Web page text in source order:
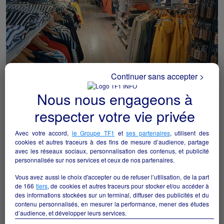
Magasin de produits régionaux
Commerce de détail non alimentaire particulier
Nous nous engageons à
respecter votre vie privée
Avec votre accord, le Groupe TF1 etses partenaires, utilisent des
cookies et autres traceurs à des fins de mesure d’audience, partage
avec les réseaux sociaux, personnalisation des contenus, et publicité
personnalisée sur nos services et ceux de nos partenaires.
Vous avez aussi le choix d'accepter ou de refuser l’utilisation, de la part
de 166 tiers, de cookies et autres traceurs pour stocker et/ou accéder à
des informations stockées sur un terminal, diffuser des publicités et du
contenu personnalisés, en mesurer la performance, mener des études
d’audience, et développer leurs services.
Continuer sans accepter >